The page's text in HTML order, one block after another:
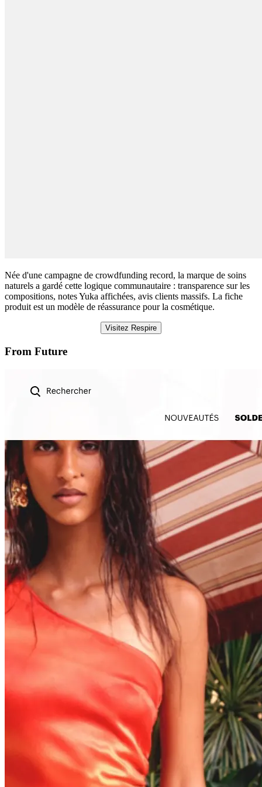
Née d'une campagne de crowdfunding record, la marque de soins
naturels a gardé cette logique communautaire : transparence sur les
compositions, notes Yuka affichées, avis clients massifs. La fiche
produit est un modèle de réassurance pour la cosmétique.
Visitez Respire
From Future